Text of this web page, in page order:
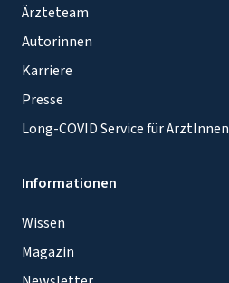
Ärzteteam
Autorinnen
Karriere
Presse
Long-COVID Service für ÄrztInnen
Informationen
Wissen
Magazin